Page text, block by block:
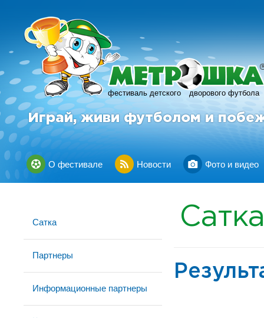
фестиваль детского дворового футбола
R
Играй, живи футболом и
О фестивале Новости Фото и видео
Сатка
Партнеры
Информационные партнеры